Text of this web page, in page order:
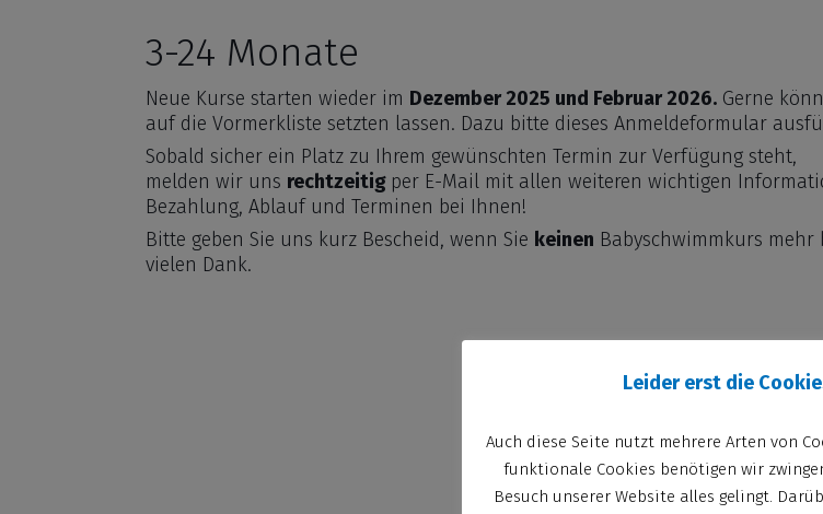
3-24 Monate
Neue Kurse starten wieder im Dezember 2025 und Februar 2026. Gerne
auf die Vormerkliste setzten lassen. Dazu bitte dieses Anmeldeformular
Sobald sicher ein Platz zu Ihrem gewünschten Termin zur Verfügung steht,
melden wir uns rechtzeitig per E-Mail mit allen weiteren wichtigen
Bezahlung, Ablauf und Terminen bei Ihnen!
Bitte geben Sie uns kurz Bescheid, wenn Sie keinen Babyschwimmkurs mehr
vielen Dank.
Leider erst die
Auch diese Seite nutzt mehrere Arten von
funktionale Cookies benötigen wir
Besuch unserer Website alles gelingt.